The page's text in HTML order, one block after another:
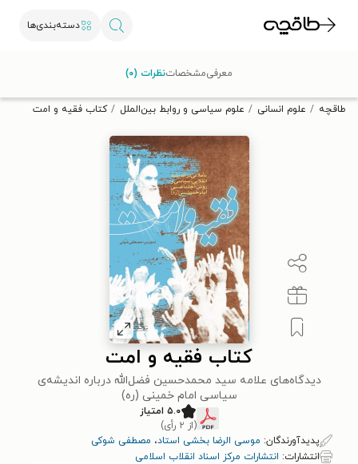
دسته‌بندی‌ها
تخفیف از طاقچه دریافت کن.
طاقچه علوم انسانی علوم سیاسی و روابط بین‌الملل کتاب فقیه و امت
کتاب فقیه و امت
دیدگاه‌های علامه سید محمدحسین فضل‌الله درباره‌ اندیشه‌ی
سیاسی امام خمینی (ره)
۵.۰ امتیاز
(از ۲ رأی)
پدیدآورندگان: موسی الرضا بخشی استاد، مصطفی شوکی
انتشارات: انتشارات مرکز اسناد انقلاب اسلامی
معرفیمشخصاتنظرات (۰)